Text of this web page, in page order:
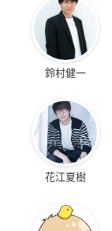
鈴村健一
花江夏樹